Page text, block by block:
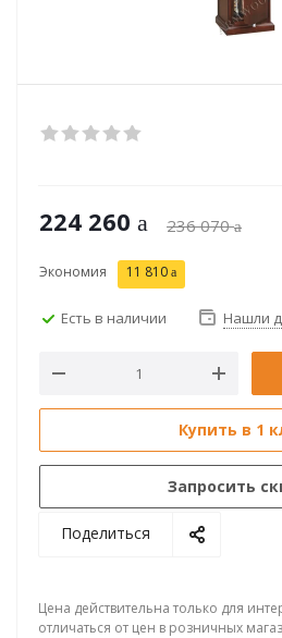
224 260 236 070
Экономия 11 810
Есть в наличии Нашли
Купить в 1
Запросить
Поделиться
Цена действительна только для
отличаться от цен в розничных